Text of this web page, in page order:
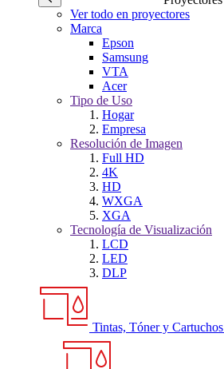
Ver todo en proyectores
Marca
Epson
Samsung
VTA
Acer
Tipo de Uso
Hogar
Empresa
Resolución de Imagen
Full HD
4K
HD
WXGA
XGA
Tecnología de Visualización
LCD
LED
DLP
Tintas, Tóner y Cartuchos